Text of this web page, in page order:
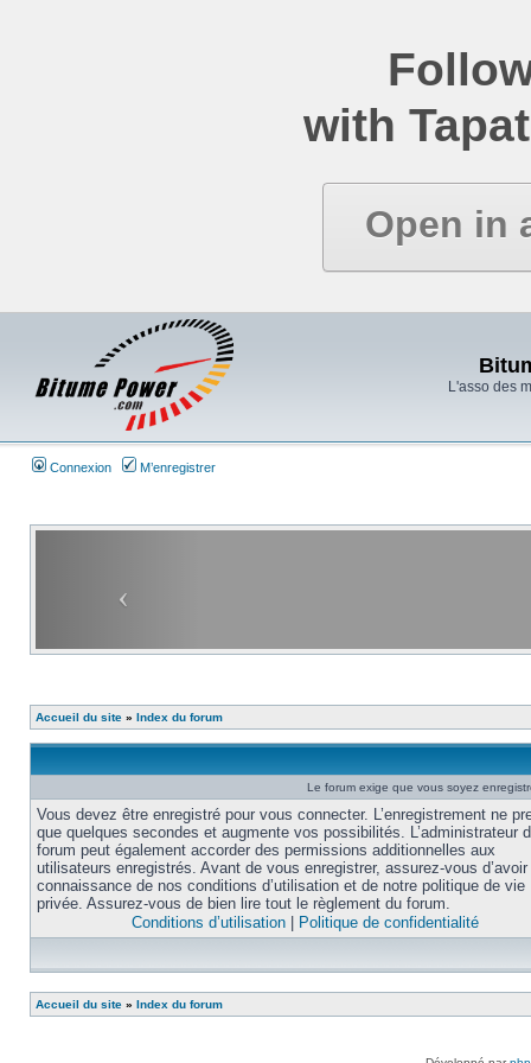
with
Open in
L'asso des
Connexion M’enregistrer
Accueil du site » Index du forum
Le forum exige que vous soyez
Vous devez être enregistré pour vous connecter. L’enregistrement ne
que quelques secondes et augmente vos possibilités. L’administrateur
forum peut également accorder des permissions additionnelles aux
utilisateurs enregistrés. Avant de vous enregistrer, assurez-vous
connaissance de nos conditions d’utilisation et de notre politique de vie
privée. Assurez-vous de bien lire tout le règlement du forum.
Conditions d’utilisation
Politique de confidentialité
Accueil du site » Index du forum